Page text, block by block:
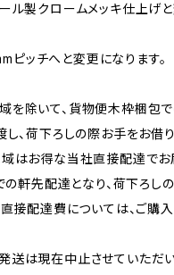
ル製クロームメッキ仕上げ
ピッチへと変更になります。
除いて、貨物便木枠梱包
、荷下ろしの際お手をお借り
はお得な当社直接配達でお
の軒先配達となり、荷下ろし
接配達費については、ご購
送は現在中止させていただ